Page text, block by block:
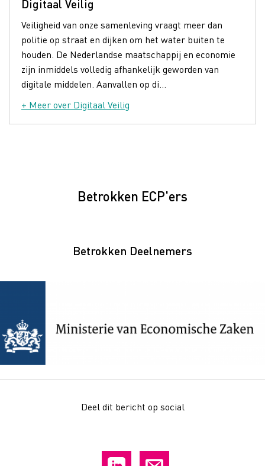
Digitaal Veilig
Veiligheid van onze samenleving vraagt meer dan
politie op straat en dijken om het water buiten te
houden. De Nederlandse maatschappij en economie
zijn inmiddels volledig afhankelijk geworden van
digitale middelen. Aanvallen op di...
+ Meer over Digitaal Veilig
Betrokken ECP'ers
Betrokken Deelnemers
Deel dit bericht op social